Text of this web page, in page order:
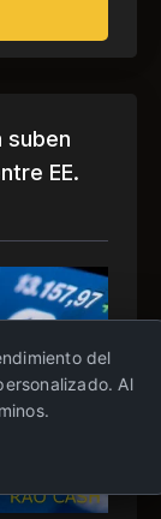
sin
suben
EE.
del
Al